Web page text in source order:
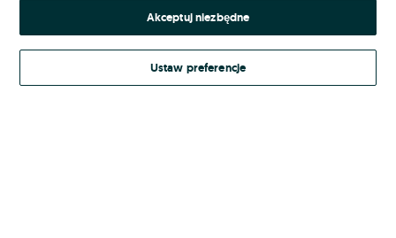
Kontynuując za pośrednictwem jednego z dostawców wskazanych powyżej,
Regulamin serwisu OLX.pl w jego aktualnym brzmieniu.
Akceptuj niezbędne
Ustaw preferencje